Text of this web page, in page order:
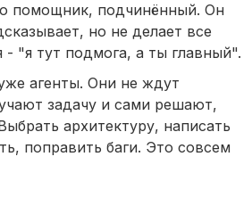
помощник, подчинённый. Он
но не делает все
- "я тут подмога, а ты главный".
агенты. Они не ждут
задачу и сами решают,
архитектуру, написать
поправить баги. Это совсем